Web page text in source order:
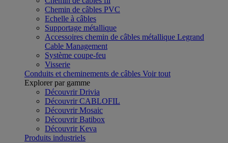
Chemin de câbles PVC
Echelle à câbles
Supportage métallique
Accessoires chemin de câbles métallique Legrand
Cable Management
Système coupe-feu
Visserie
Conduits et cheminements de câbles Voir tout
Explorer par gamme
Découvrir Drivia
Découvrir CABLOFIL
Découvrir Mosaic
Découvrir Batibox
Découvrir Keva
Produits industriels